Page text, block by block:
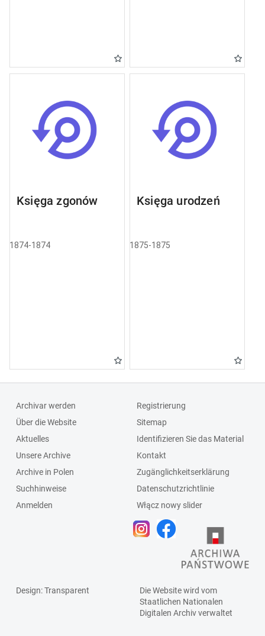
Księga zgonów
1874-1874
Księga urodzeń
1875-1875
Archivar werden
Über die Website
Aktuelles
Unsere Archive
Archive in Polen
Suchhinweise
Anmelden
Registrierung
Sitemap
Identifizieren Sie das Material
Kontakt
Zugänglichkeitserklärung
Datenschutzrichtlinie
Włącz nowy slider
Design: Transparent
Die Website wird vom
Staatlichen Nationalen
Digitalen Archivverwaltet